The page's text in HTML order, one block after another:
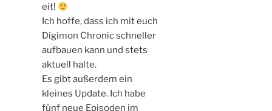
relaisvih12
eit!
Ich hoffe, dass ich mit euch
Digimon Chronic schneller
aufbauen kann und stets
aktuell halte.
Es gibt außerdem ein
kleines Update. Ich habe
fünf neue Episoden im